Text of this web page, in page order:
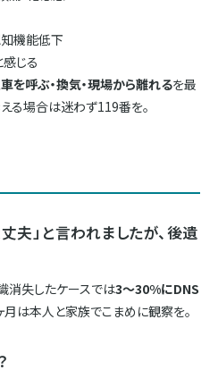
機能低下
じる
を呼ぶ・換気・現場から離れるを最
る場合は迷わず119番を。
夫」と言われましたが、後遺
消失したケースでは3〜30%にDNS
月は本人と家族でこまめに観察を。